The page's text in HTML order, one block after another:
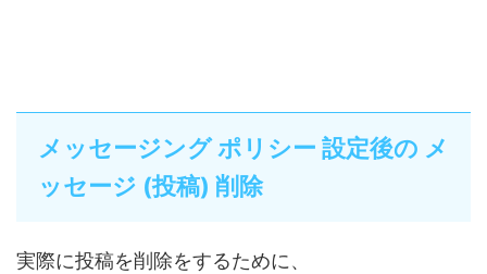
メッセージング ポリシー 設定後の メ
ッセージ (投稿) 削除
実際に投稿を削除をするために、